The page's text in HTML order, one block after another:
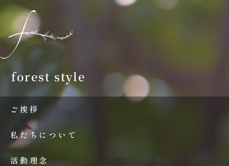
forest style
ご挨拶
私たちについて
活動理念